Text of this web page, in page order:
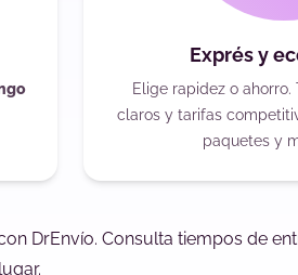
Exprés y
Elige rapidez o
claros y tarifas
paquetes y
DrEnvío. Consulta tiempos de